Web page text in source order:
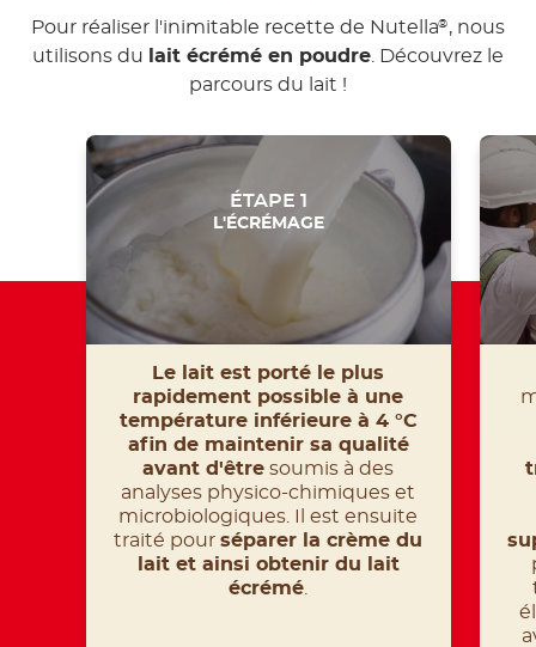
Pour réaliser l'inimitable recette de Nutella® , nous
utilisons du
lait écrémé en poudre . Découvrez le
parcours du lait !
ÉTAPE 1
L'ÉCRÉMAGE
Le lait est porté le plus
rapidement possible à une
température inférieure à 4 °C
afin de maintenir sa qualité
avant d'être soumis à des
analyses physico-chimiques et
microbiologiques. Il est ensuite
traité pour séparer la crème du
lait et ainsi obtenir du lait
écrémé